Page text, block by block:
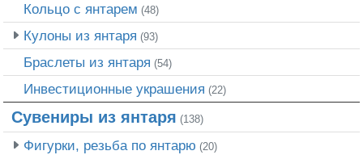
Кольцо с янтарем (48)
Кулоны из янтаря (93)
Браслеты из янтаря (54)
Инвестиционные украшения (22)
Сувениры из янтаря (138)
Фигурки, резьба по янтарю (20)